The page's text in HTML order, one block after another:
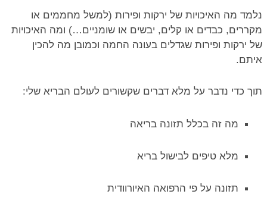
נלמד מה האיכויות של ירקות ופירות (למשל מחממים או
מקררים, כבדים או קלים, יבשים או שומניים…) ומה האיכויות
של ירקות ופירות שגדלים בעונה החמה וכמובן מה להכין
איתם.
תוך כדי נדבר על מלא דברים שקשורים לעולם הבריא שלי:
מה זה בכלל תזונה בריאה
מלא טיפים לבישול בריא
תזונה על פי הרפואה האיורוודית